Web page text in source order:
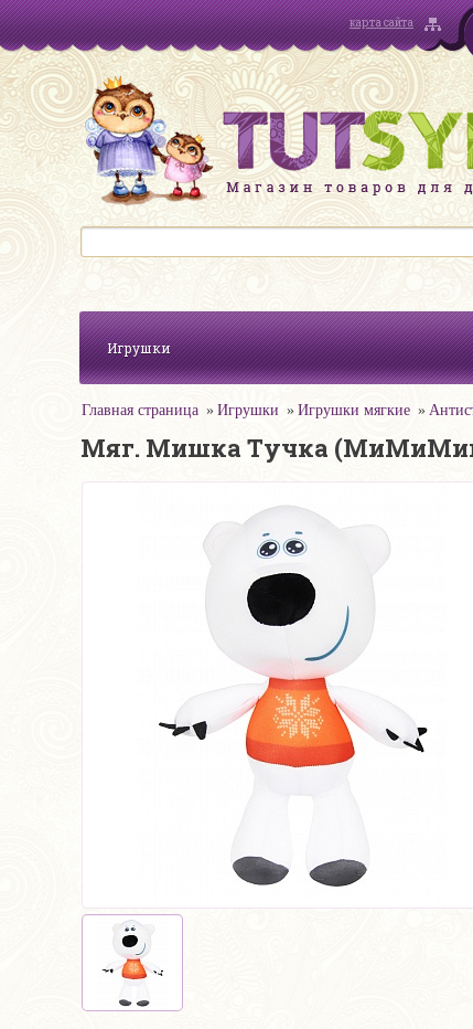
карта сайта
Игрушки
Главная страница Игрушки Игрушки мягкие
Мяг. Мишка Тучка